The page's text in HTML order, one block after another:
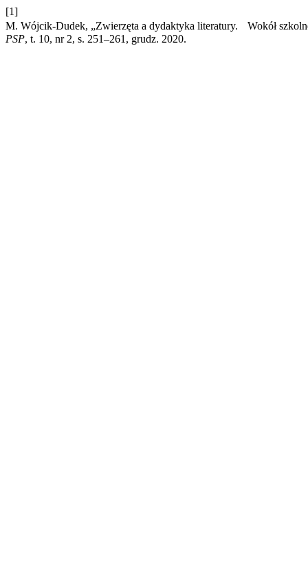
[1]
M. Wójcik-Dudek, „Zwierzęta a dydaktyka literatury. Wokół
PSP, t. 10, nr 2, s. 251–261, grudz. 2020.